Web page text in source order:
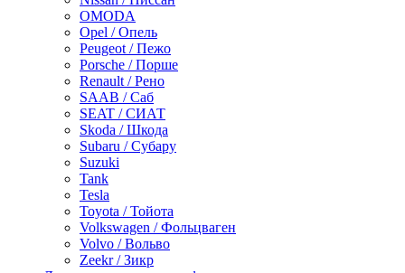
OMODA
Opel / Опель
Peugeot / Пежо
Porsche / Порше
Renault / Рено
SAAB / Саб
SEAT / СИАТ
Skoda / Шкода
Subaru / Субару
Suzuki
Tank
Tesla
Toyota / Тойота
Volkswagen / Фольцваген
Volvo / Вольво
Zeekr / Зикр